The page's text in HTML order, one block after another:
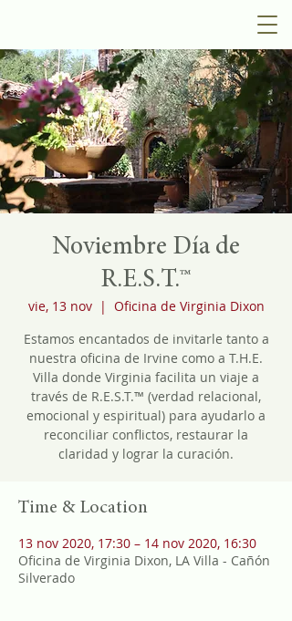
Noviembre Día de
R.E.S.T.™
vie, 13 nov
  |
Oficina de Virginia Dixon
Estamos encantados de invitarle tanto a
nuestra oficina de Irvine como a T.H.E.
Villa donde Virginia facilita un viaje a
través de R.E.S.T.™ (verdad relacional,
emocional y espiritual) para ayudarlo a
reconciliar conflictos, restaurar la
claridad y lograr la curación.
Time & Location
13 nov 2020, 17:30 – 14 nov 2020, 16:30
Oficina de Virginia Dixon, LA Villa - Cañón
Silverado